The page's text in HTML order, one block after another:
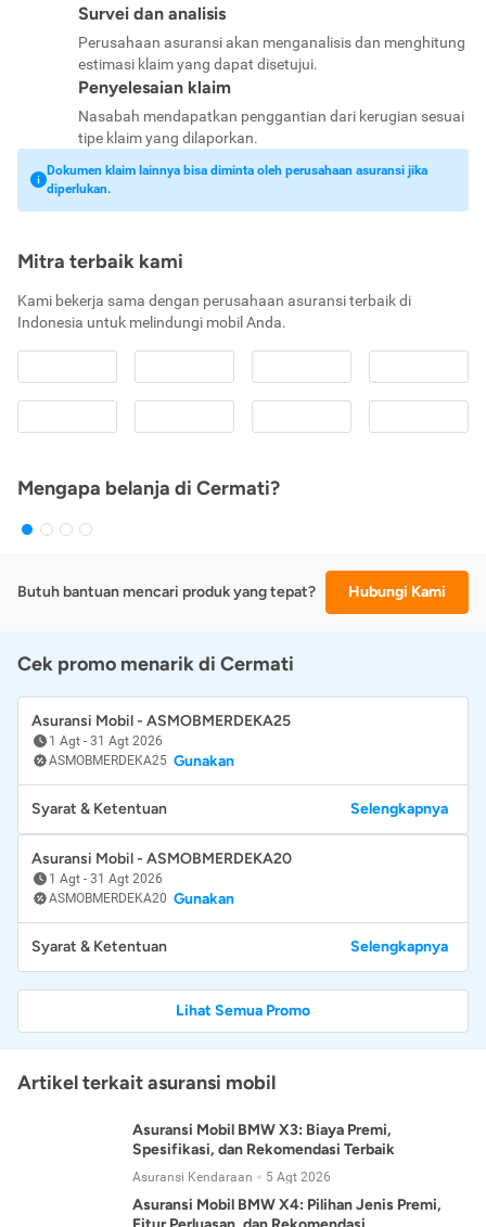
Survei dan analisis
Perusahaan asuransi akan menganalisis dan menghitung
estimasi klaim yang dapat disetujui.
Penyelesaian klaim
Nasabah mendapatkan penggantian dari kerugian sesuai
tipe klaim yang dilaporkan.
Dokumen klaim lainnya bisa diminta oleh perusahaan asuransi jika
diperlukan.
Mitra terbaik kami
Kami bekerja sama dengan perusahaan asuransi terbaik di
Indonesia untuk melindungi mobil Anda.
Mengapa belanja di Cermati?
Butuh bantuan mencari produk yang tepat? Hubungi Kami
Cek promo menarik di Cermati
Asuransi Mobil - ASMOBMERDEKA25
1 Agt - 31 Agt 2026
ASMOBMERDEKA25 Gunakan
Syarat & Ketentuan Selengkapnya
Asuransi Mobil - ASMOBMERDEKA20
1 Agt - 31 Agt 2026
ASMOBMERDEKA20 Gunakan
Syarat & Ketentuan Selengkapnya
Lihat Semua Promo
Artikel terkait asuransi mobil
Asuransi Mobil BMW X3: Biaya Premi,
Spesifikasi, dan Rekomendasi Terbaik
Asuransi Kendaraan 5 Agt 2026
Asuransi Mobil BMW X4: Pilihan Jenis Premi,